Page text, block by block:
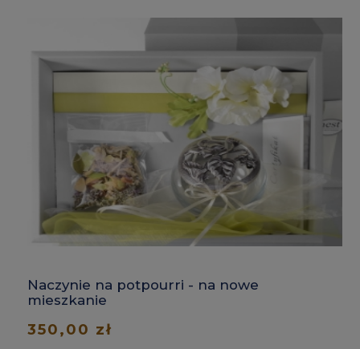
Naczynie na potpourri - na nowe
mieszkanie
350,00 zł